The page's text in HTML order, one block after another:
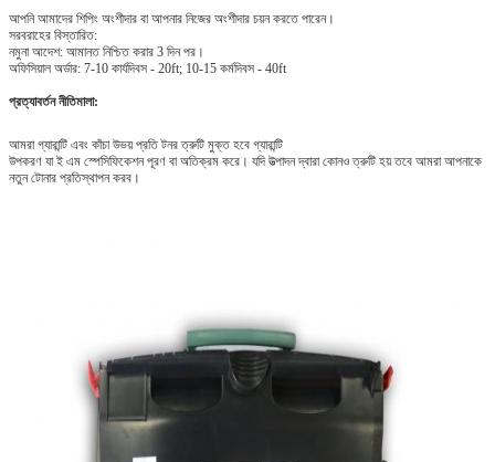
আপনি আমাদের শিপিং অংশীদার বা আপনার নিজের অংশীদার চয়ন করতে পারেন।
সরবরাহের বিস্তারিত:
নমুনা আদেশ: আমানত নিশ্চিত করার 3 দিন পর।
অফিসিয়াল অর্ডার: 7-10 কার্যদিবস - 20ft; 10-15 কর্মদিবস - 40ft
প্রত্যাবর্তন নীতিমালা:
আমরা গ্যারান্টি এবং কাঁচা উভয় প্রতি টনর ত্রুটি মুক্ত হবে গ্যারান্টি
উপকরণ যা ই এম স্পেসিফিকেশন পূরণ বা অতিক্রম করে। যদি উত্পাদন দ্বারা কোনও ত্রুটি হয় তবে আমরা আপনাকে
নতুন টোনার প্রতিস্থাপন করব।